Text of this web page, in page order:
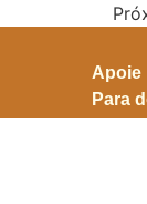
Apoie
Para